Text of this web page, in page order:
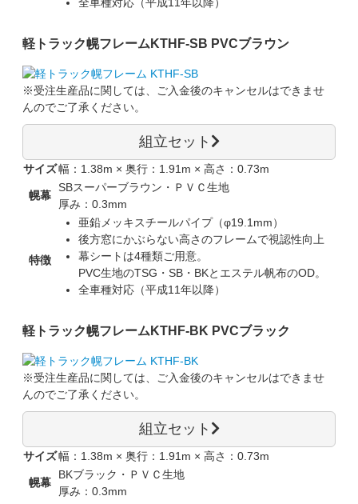
全車種対応（平成11年以降）
軽トラック幌フレームKTHF-SB PVCブラウン
※受注生産品に関しては、
ご入金後のキャンセルはできませ
んのでご了承ください。
組立セット
サイズ幅：1.38m × 奥行：1.91m × 高さ：0.73m
幌幕
SBスーパーブラウン・ＰＶＣ生地
厚み：0.3mm
特徴
亜鉛メッキスチールパイプ（φ19.1mm）
後方窓にかぶらない高さのフレームで視認性向上
幕シートは4種類ご用意。
PVC生地のTSG・SB・BKとエステル帆布のOD。
全車種対応（平成11年以降）
軽トラック幌フレームKTHF-BK PVCブラック
※受注生産品に関しては、
ご入金後のキャンセルはできませ
んのでご了承ください。
組立セット
サイズ幅：1.38m × 奥行：1.91m × 高さ：0.73m
幌幕
BKブラック・ＰＶＣ生地
厚み：0.3mm